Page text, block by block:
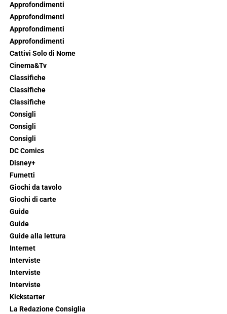
Approfondimenti
Approfondimenti
Approfondimenti
Approfondimenti
Cattivi Solo di Nome
Cinema&Tv
Classifiche
Classifiche
Classifiche
Consigli
Consigli
Consigli
DC Comics
Disney+
Fumetti
Giochi da tavolo
Giochi di carte
Guide
Guide
Guide alla lettura
Internet
Interviste
Interviste
Interviste
Kickstarter
La Redazione Consiglia